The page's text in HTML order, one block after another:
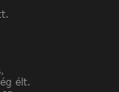
élt.